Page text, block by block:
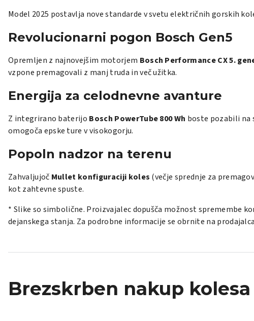
Model 2025 postavlja nove standarde v svetu električnih gorskih
Revolucionarni pogon Bosch Gen5
Opremljen z najnovejšim motorjem Bosch Performance CX 5.
vzpone premagovali z manj truda in več užitka.
Energija za celodnevne avanture
Z integrirano baterijo Bosch PowerTube 800 Wh boste pozabili na
omogoča epske ture v visokogorju.
Popoln nadzor na terenu
Zahvaljujoč Mullet konfiguraciji koles (večje sprednje za
kot zahtevne spuste.
* Slike so simbolične. Proizvajalec dopušča možnost spremembe
dejanskega stanja. Za podrobne informacije se obrnite na
Brezskrben nakup